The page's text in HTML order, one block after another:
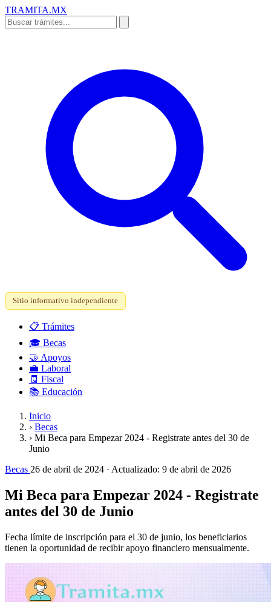
TRAMITA.MX
Sitio informativo independiente
📋 Trámites
🎓 Becas
🤝 Apoyos
💼 Laboral
🧾 Fiscal
📚 Educación
Inicio
› Becas
› Mi Beca para Empezar 2024 - Registrate antes del 30 de
Junio
Becas 26 de abril de 2024 · Actualizado: 9 de abril de 2026
Mi Beca para Empezar 2024 - Registrate
antes del 30 de Junio
Fecha límite de inscripción para el 30 de junio, los beneficiarios
tienen la oportunidad de recibir apoyo financiero mensualmente.